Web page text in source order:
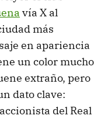
vía X al
más
en apariencia
un color mucho
extraño, pero
dato clave:
del Real